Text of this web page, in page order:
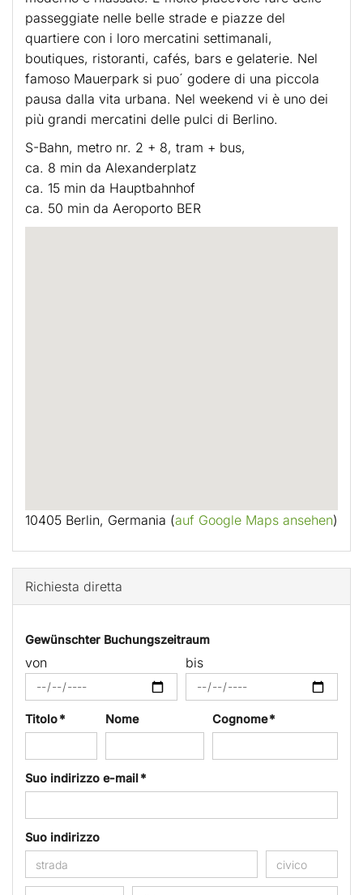
passeggiate nelle belle strade e piazze del
quartiere con i loro mercatini settimanali,
boutiques, ristoranti, cafés, bars e gelaterie. Nel
famoso Mauerpark si puo´ godere di una piccola
pausa dalla vita urbana. Nel weekend vi è uno dei
più grandi mercatini delle pulci di Berlino.
S-Bahn, metro nr. 2 + 8, tram + bus,
ca. 8 min da Alexanderplatz
ca. 15 min da Hauptbahnhof
ca. 50 min da Aeroporto BER
10405 Berlin, Germania (auf Google Maps ansehen)
Richiesta diretta
Gewünschter Buchungszeitraum
von bis
Titolo * Nome Cognome *
Suo indirizzo e-mail *
Suo indirizzo